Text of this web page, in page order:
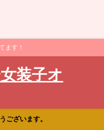
ます！
装子オ
ございます。